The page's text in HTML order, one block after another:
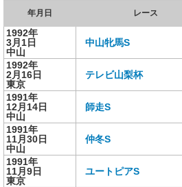
年月日 レース
1992年
3月1日
中山
中山牝馬S
1992年
2月16日
東京
テレビ山梨杯
1991年
12月14日
中山
師走S
1991年
11月30日
中山
仲冬S
1991年
11月9日
東京
ユートピアS